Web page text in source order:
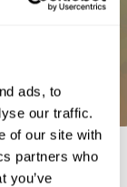
ads, to
our traffic.
of our site with
partners who
you’ve
System: A